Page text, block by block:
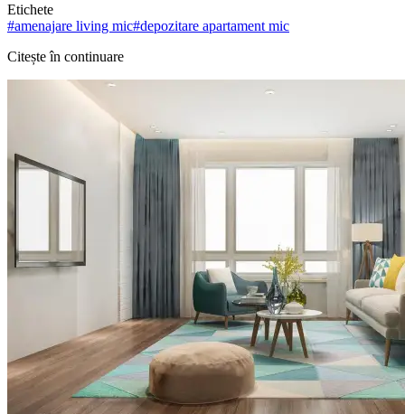
Etichete
#amenajare living mic#depozitare apartament mic
Citește în continuare